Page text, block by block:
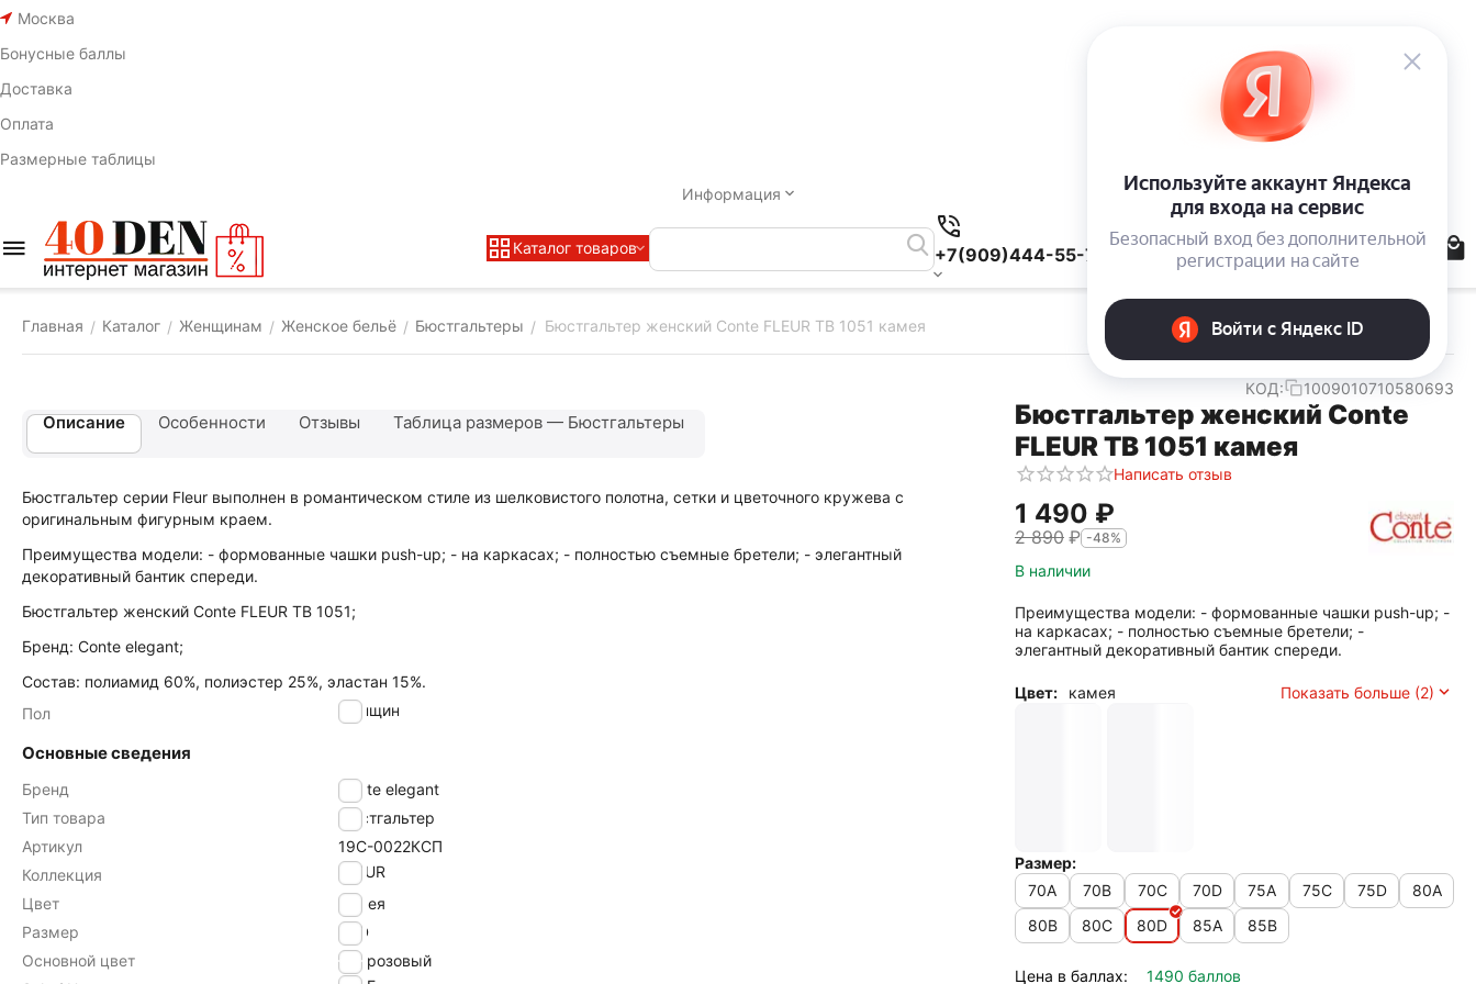
Москва
Бонусные баллы
Доставка
Оплата
Размерные таблицы
Информация
Каталог товаров +7(909)444-55-78
Главная / Каталог / Женщинам / Женское бельё / Бюстгальтеры / Бюстгальтер женский Conte FLEUR TB 1051 камея
КОД: 1009010710580693
Бюстгальтер женский Conte
FLEUR TB 1051 камея
Написать отзыв
1 490 ₽
2 890 ₽ -48%
В наличии
Преимущества модели: - формованные чашки push-up; -
на каркасах; - полностью съемные бретели; -
элегантный декоративный бантик спереди.
Цвет: камея Показать больше (2)
Размер:
70A
70B 70C 70D 75A 75C 75D
80A
80B
80C 80D 85A 85B
Цена в баллах:
1490 баллов
Описание Особенности Отзывы Таблица размеров — Бюстгальтеры
Бюстгальтер серии Fleur выполнен в романтическом стиле из шелковистого полотна, сетки и цветочного кружева с
оригинальным фигурным краем.
Преимущества модели: - формованные чашки push-up; - на каркасах; - полностью съемные бретели; - элегантный
декоративный бантик спереди.
Бюстгальтер женский Conte FLEUR TB 1051;
Бренд: Conte elegant;
Состав: полиамид 60%, полиэстер 25%, эластан 15%.
Пол
женщин
Основные сведения
Бренд
Conte elegant
Тип товара
Бюстгальтер
Артикул
19С-0022КСП
Коллекция
FLEUR
Цвет
камея
Размер
80D
Основной цвет
розовый